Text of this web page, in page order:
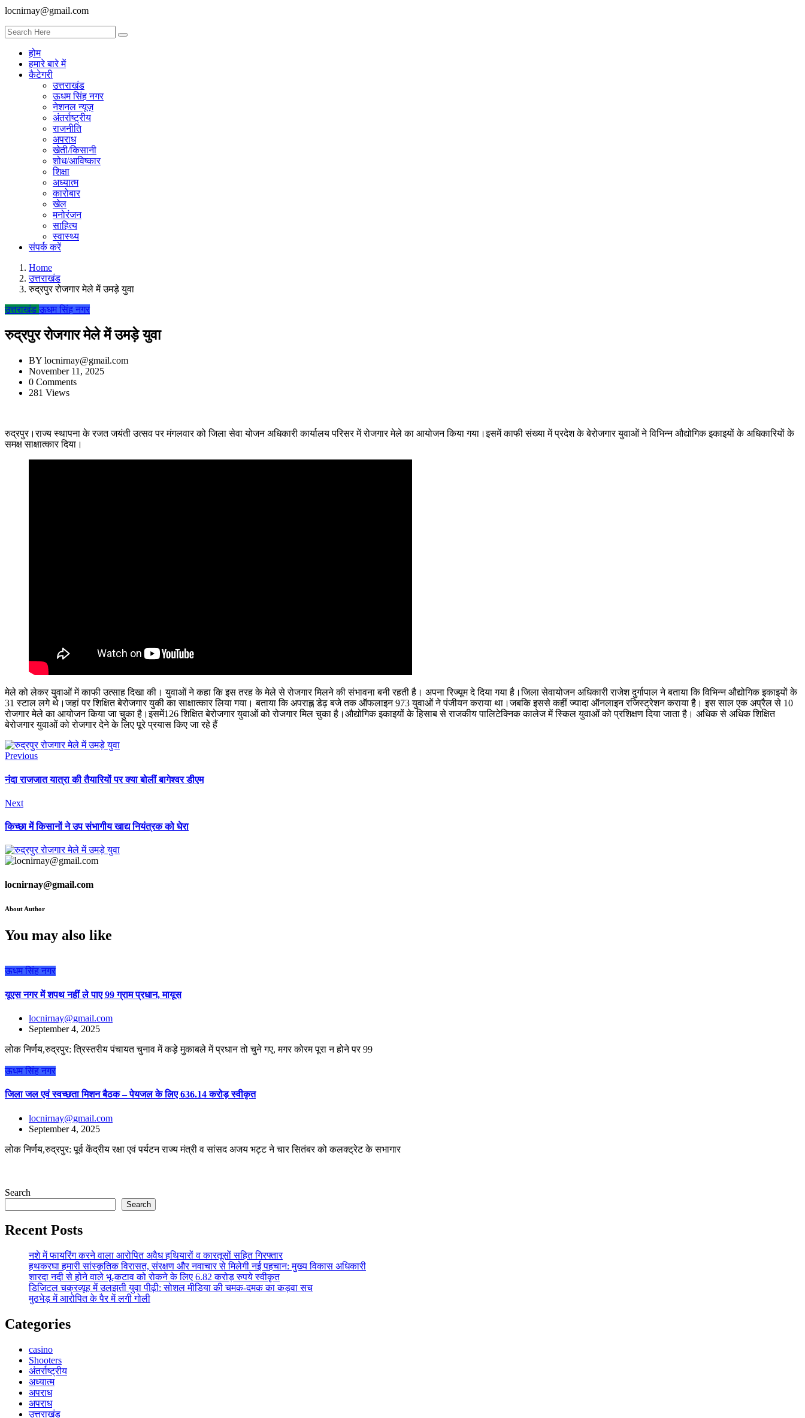
locnirnay@gmail.com
होम
हमारे बारे में
कैटेगरी
उत्तराखंड
ऊधम सिंह नगर
नेशनल न्यूज़
अंतर्राष्ट्रीय
राजनीति
अपराध
खेती/किसानी
शोध/आविष्कार
शिक्षा
अध्यात्म
कारोबार
खेल
मनोरंजन
साहित्य
स्वास्थ्य
संपर्क करें
Home
उत्तराखंड
रुद्रपुर रोजगार मेले में उमड़े युवा
उत्तराखंड ऊधम सिंह नगर
रुद्रपुर रोजगार मेले में उमड़े युवा
BY locnirnay@gmail.com
November 11, 2025
0 Comments
281 Views
रुद्रपुर।राज्य स्थापना के रजत जयंती उत्सव पर मंगलवार को जिला सेवा योजन अधिकारी कार्यालय परिसर में रोजगार मेले का आयोजन किया गया।इसमें काफी संख्या में प्रदेश के बेरोजगार युवाओं ने विभिन्न औद्योगिक इकाइयों के अधिकारियों के
समक्ष साक्षात्कार दिया।
मेले को लेकर युवाओं में काफी उत्साह दिखा की। युवाओं ने कहा कि इस तरह के मेले से रोजगार मिलने की संभावना बनी रहती है। अपना रिज्यूम दे दिया गया है।जिला सेवायोजन अधिकारी राजेश दुर्गापाल ने बताया कि विभिन्न औद्योगिक इकाइयों के
31 स्टाल लगे थे।जहां पर शिक्षित बेरोजगार युकी का साक्षात्कार लिया गया। बताया कि अपराह्न डेढ़ बजे तक ऑफलाइन 973 युवाओं ने पंजीयन कराया था।जबकि इससे कहीं ज्यादा ऑनलाइन रजिस्ट्रेशन कराया है। इस साल एक अप्रैल से 10
रोजगार मेले का आयोजन किया जा चुका है।इसमें126 शिक्षित बेरोजगार युवाओं को रोजगार मिल चुका है।औद्योगिक इकाइयों के हिसाब से राजकीय पालिटेक्निक कालेज में स्किल युवाओं को प्रशिक्षण दिया जाता है। अधिक से अधिक शिक्षित
बेरोजगार युवाओं को रोजगार देने के लिए पूरे प्रयास किए जा रहे हैं
Previous
नंदा राजजात यात्रा की तैयारियों पर क्या बोलीं बागेश्वर डीएम
Next
किच्छा में किसानों ने उप संभागीय खाद्य नियंत्रक को घेरा
locnirnay@gmail.com
About Author
You may also like
ऊधम सिंह नगर
यूएस नगर में शपथ नहीं ले पाए 99 ग्राम प्रधान, मायूस
locnirnay@gmail.com
September 4, 2025
लोक निर्णय,रुद्रपुर: त्रिस्तरीय पंचायत चुनाव में कड़े मुकाबले में प्रधान तो चुने गए, मगर कोरम पूरा न होने पर 99
ऊधम सिंह नगर
जिला जल एवं स्वच्छता मिशन बैठक – पेयजल के लिए 636.14 करोड़ स्वीकृत
locnirnay@gmail.com
September 4, 2025
लोक निर्णय,रुद्रपुर: पूर्व केंद्रीय रक्षा एवं पर्यटन राज्य मंत्री व सांसद अजय भट्ट ने चार सितंबर को कलक्ट्रेट के सभागार
Search
Search
Recent Posts
नशे में फायरिंग करने वाला आरोपित अवैध हथियारों व कारतूसों सहित गिरफ्तार
हथकरघा हमारी सांस्कृतिक विरासत, संरक्षण और नवाचार से मिलेगी नई पहचान: मुख्य विकास अधिकारी
शारदा नदी से होने वाले भू-कटाव को रोकने के लिए 6.82 करोड़ रुपये स्वीकृत
डिजिटल चक्रव्यूह में उलझती युवा पीढ़ी: सोशल मीडिया की चमक-दमक का कड़वा सच
मुठभेड़ में आरोपित के पैर में लगी गोली
Categories
casino
Shooters
अंतर्राष्ट्रीय
अध्यात्म
अपराध
अपराध
उत्तराखंड